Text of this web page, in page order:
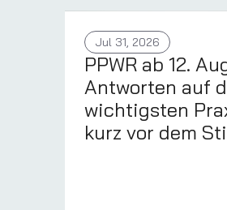
Jul 31, 2026
PPWR ab 12.
Antworten auf
wichtigsten
kurz vor dem